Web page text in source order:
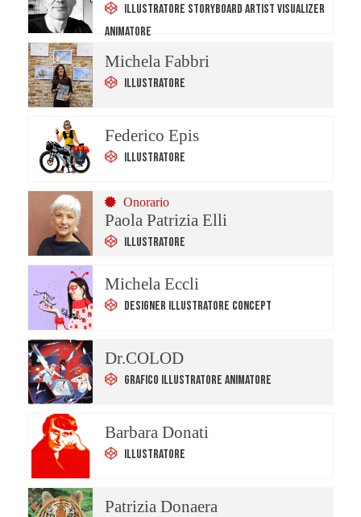
Illustratore Storyboard Artist Visualizer
Animatore
Michela Fabbri
Illustratore
Federico Epis
Illustratore
Onorario
Paola Patrizia Elli
Illustratore
Michela Eccli
Designer Illustratore Concept
Dr.COLOD
Grafico Illustratore Animatore
Barbara Donati
Illustratore
Patrizia Donaera